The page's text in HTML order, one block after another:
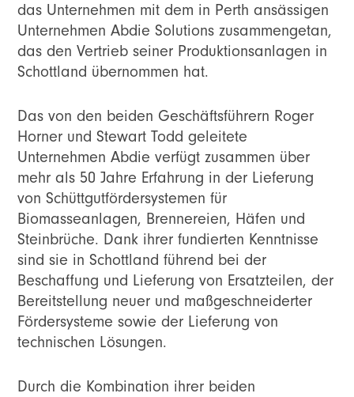
das Unternehmen mit dem in Perth ansässigen
Unternehmen Abdie Solutions zusammengetan,
das den Vertrieb seiner Produktionsanlagen in
Schottland übernommen hat.
Das von den beiden Geschäftsführern Roger
Horner und Stewart Todd geleitete
Unternehmen Abdie verfügt zusammen über
mehr als 50 Jahre Erfahrung in der Lieferung
von Schüttgutfördersystemen für
Biomasseanlagen, Brennereien, Häfen und
Steinbrüche. Dank ihrer fundierten Kenntnisse
sind sie in Schottland führend bei der
Beschaffung und Lieferung von Ersatzteilen, der
Bereitstellung neuer und maßgeschneiderter
Fördersysteme sowie der Lieferung von
technischen Lösungen.
Durch die Kombination ihrer beiden